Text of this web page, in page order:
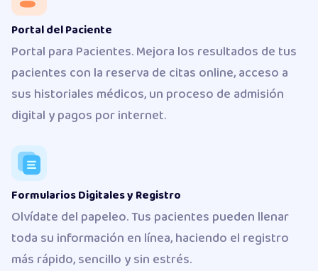
Portal del Paciente
Portal para Pacientes. Mejora los resultados de tus
pacientes con la reserva de citas online, acceso a
sus historiales médicos, un proceso de admisión
digital y pagos por internet.
Formularios Digitales y Registro
Olvídate del papeleo. Tus pacientes pueden llenar
toda su información en línea, haciendo el registro
más rápido, sencillo y sin estrés.